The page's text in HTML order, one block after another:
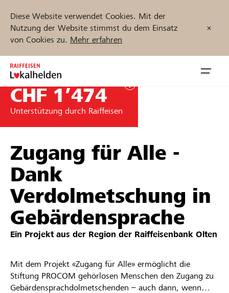
Diese Website verwendet Cookies. Mit der
Nutzung der Website stimmst du dem Einsatz
von Cookies zu. Mehr erfahren
Zum
Inhalt
springen
Unterstützen
Hilfe & Support
Projekte und Organisationen finden
CHF 1’474
Unterstützung durch Raiffeisen
Zugang für Alle -
Dank
Verdolmetschung in
Gebärdensprache
Ein Projekt aus der Region der Raiffeisenbank Olten
Mit dem Projekt «Zugang für Alle» ermöglicht die
Stiftung PROCOM gehörlosen Menschen den Zugang zu
Gebärdensprachdolmetschenden – auch dann, wenn